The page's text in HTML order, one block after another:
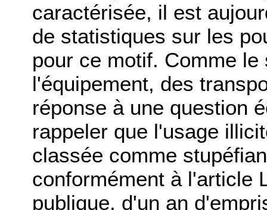
caractérisée, il est
de statistiques sur les
pour ce motif. Comme
l'équipement, des
réponse à une question
rappeler que l'usage
classée comme
conformément à l'article
publique, d'un an